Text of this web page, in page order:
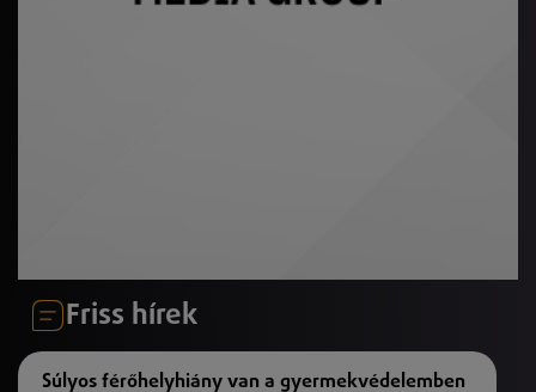
Friss hírek
Súlyos férőhelyhiány van a gyermekvédelemben